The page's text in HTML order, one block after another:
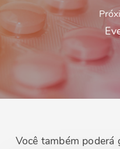
Você também poderá